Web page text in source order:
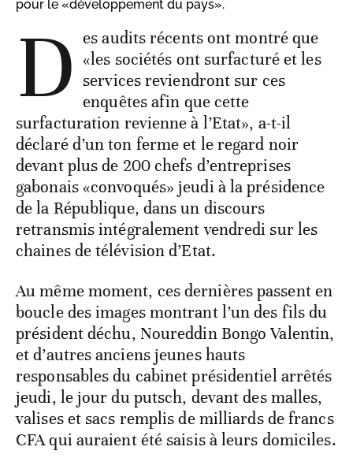
pour le «développement du pays».
D es audits récents ont montré que
«les sociétés ont surfacturé et les
services reviendront sur ces
enquêtes afin que cette
surfacturation revienne à l’Etat», a-t-il
déclaré d’un ton ferme et le regard noir
devant plus de 200 chefs d’entreprises
gabonais «convoqués» jeudi à la présidence
de la République, dans un discours
retransmis intégralement vendredi sur les
chaines de télévision d’Etat.
Au même moment, ces dernières passent en
boucle des images montrant l’un des fils du
président déchu, Noureddin Bongo Valentin,
et d’autres anciens jeunes hauts
responsables du cabinet présidentiel arrêtés
jeudi, le jour du putsch, devant des malles,
valises et sacs remplis de milliards de francs
CFA qui auraient été saisis à leurs domiciles.